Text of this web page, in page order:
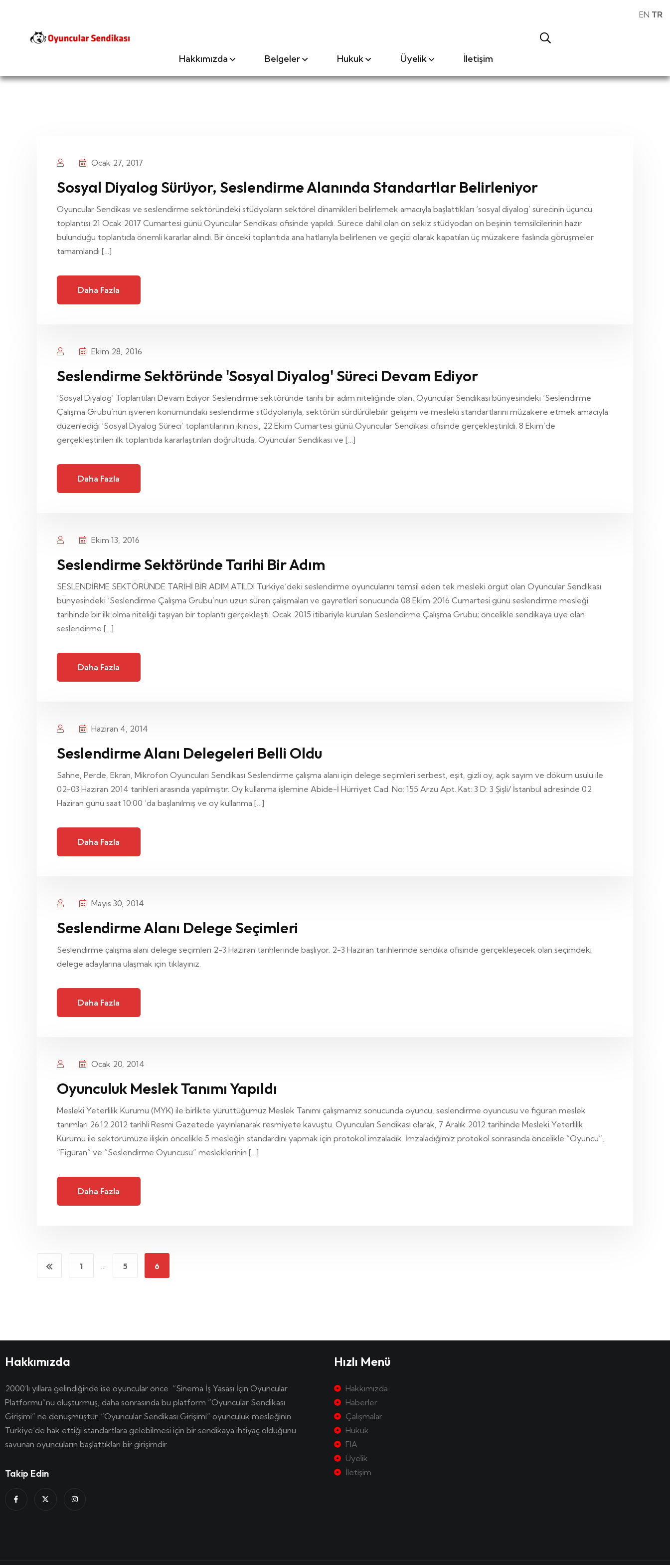
Hakkımızda Belgeler Hukuk Üyelik İletişim
Ocak 27, 2017
Sosyal Diyalog Sürüyor, Seslendirme Alanında Standartlar Belirleniyor
Oyuncular Sendikası ve seslendirme sektöründeki stüdyoların sektörel dinamikleri belirlemek amacıyla başlattıkları ‘sosyal diyalog’ sürecinin üçüncü
toplantısı 21 Ocak 2017 Cumartesi günü Oyuncular Sendikası ofisinde yapıldı. Sürece dahil olan on sekiz stüdyodan on beşinin temsilcilerinin hazır
bulunduğu toplantıda önemli kararlar alındı. Bir önceki toplantıda ana hatlarıyla belirlenen ve geçici olarak kapatılan üç müzakere faslında görüşmeler
tamamlandı […]
Daha Fazla
Ekim 28, 2016
Seslendirme Sektöründe 'Sosyal Diyalog' Süreci Devam Ediyor
‘Sosyal Diyalog’ Toplantıları Devam Ediyor Seslendirme sektöründe tarihi bir adım niteliğinde olan, Oyuncular Sendikası bünyesindeki ‘Seslendirme
Çalışma Grubu’nun işveren konumundaki seslendirme stüdyolarıyla, sektörün sürdürülebilir gelişimi ve mesleki standartlarını müzakere etmek amacıyla
düzenlediği ‘Sosyal Diyalog Süreci’ toplantılarının ikincisi, 22 Ekim Cumartesi günü Oyuncular Sendikası ofisinde gerçekleştirildi. 8 Ekim’de
gerçekleştirilen ilk toplantıda kararlaştırılan doğrultuda, Oyuncular Sendikası ve […]
Daha Fazla
Ekim 13, 2016
Seslendirme Sektöründe Tarihi Bir Adım
SESLENDİRME SEKTÖRÜNDE TARİHİ BİR ADIM ATILDI Türkiye’deki seslendirme oyuncularını temsil eden tek mesleki örgüt olan Oyuncular Sendikası
bünyesindeki ‘Seslendirme Çalışma Grubu’nun uzun süren çalışmaları ve gayretleri sonucunda 08 Ekim 2016 Cumartesi günü seslendirme mesleği
tarihinde bir ilk olma niteliği taşıyan bir toplantı gerçekleşti. Ocak 2015 itibariyle kurulan Seslendirme Çalışma Grubu; öncelikle sendikaya üye olan
seslendirme […]
Daha Fazla
Haziran 4, 2014
Seslendirme Alanı Delegeleri Belli Oldu
Sahne, Perde, Ekran, Mikrofon Oyuncuları Sendikası Seslendirme çalışma alanı için delege seçimleri serbest, eşit, gizli oy, açık sayım ve döküm usulü ile
02-03 Haziran 2014 tarihleri arasında yapılmıştır. Oy kullanma işlemine Abide-İ Hürriyet Cad. No: 155 Arzu Apt. Kat: 3 D: 3 Şişli/ İstanbul adresinde 02
Haziran günü saat 10:00 ‘da başlanılmış ve oy kullanma […]
Daha Fazla
Mayıs 30, 2014
Seslendirme Alanı Delege Seçimleri
Seslendirme çalışma alanı delege seçimleri 2-3 Haziran tarihlerinde başlıyor. 2-3 Haziran tarihlerinde sendika ofisinde gerçekleşecek olan seçimdeki
delege adaylarına ulaşmak için tıklayınız.
Daha Fazla
Ocak 20, 2014
Oyunculuk Meslek Tanımı Yapıldı
Mesleki Yeterlilik Kurumu (MYK) ile birlikte yürüttüğümüz Meslek Tanımı çalışmamız sonucunda oyuncu, seslendirme oyuncusu ve figüran meslek
tanımları 26.12.2012 tarihli Resmi Gazetede yayınlanarak resmiyete kavuştu. Oyuncuları Sendikası olarak, 7 Aralık 2012 tarihinde Mesleki Yeterlilik
Kurumu ile sektörümüze ilişkin öncelikle 5 mesleğin standardını yapmak için protokol imzaladık. İmzaladığımız protokol sonrasında öncelikle “Oyuncu”,
“Figüran” ve “Seslendirme Oyuncusu” mesleklerinin […]
Daha Fazla
1 5 6
Hakkımızda
2000’lı yıllara gelindiğinde ise oyuncular önce “Sinema İş Yasası İçin Oyuncular
Platformu”nu oluşturmuş, daha sonrasında bu platform “Oyuncular Sendikası
Girişimi” ne dönüşmüştür. “Oyuncular Sendikası Girişimi” oyunculuk mesleğinin
Türkiye’de hak ettiği standartlara gelebilmesi için bir sendikaya ihtiyaç olduğunu
savunan oyuncuların başlattıkları bir girişimdir.
Takip Edin
Hızlı Menü
Hakkımızda
Haberler
Çalışmalar
Hukuk
FIA
Üyelik
İletişim
EN TR